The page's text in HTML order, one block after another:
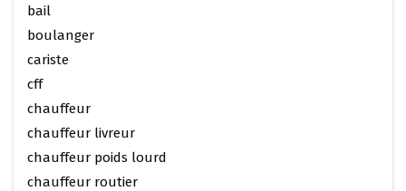
bail
boulanger
cariste
cff
chauffeur
chauffeur livreur
chauffeur poids lourd
chauffeur routier